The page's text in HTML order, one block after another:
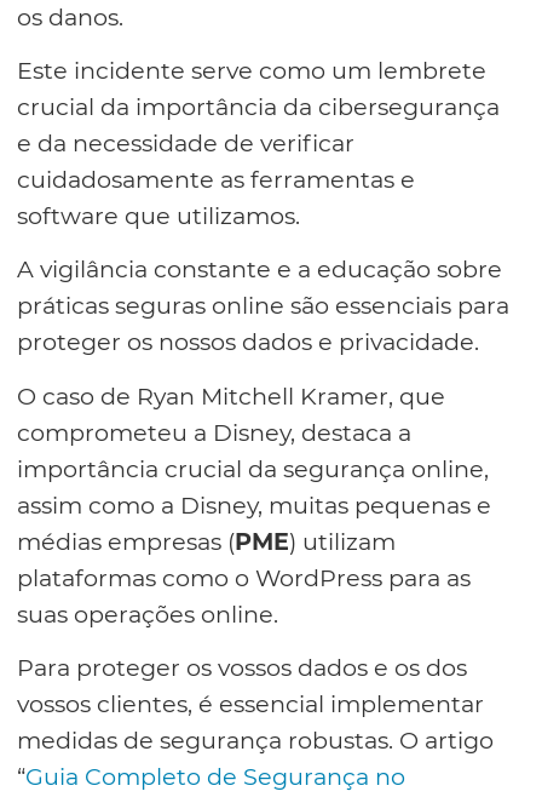
os danos.
Este incidente serve como um lembrete
crucial da importância da cibersegurança
e da necessidade de verificar
cuidadosamente as ferramentas e
software que utilizamos.
A vigilância constante e a educação sobre
práticas seguras online são essenciais para
proteger os nossos dados e privacidade.
O caso de Ryan Mitchell Kramer, que
comprometeu a Disney, destaca a
importância crucial da segurança online,
assim como a Disney, muitas pequenas e
médias empresas (PME) utilizam
plataformas como o WordPress para as
suas operações online.
Para proteger os vossos dados e os dos
vossos clientes, é essencial implementar
medidas de segurança robustas. O artigo
“Guia Completo de Segurança no